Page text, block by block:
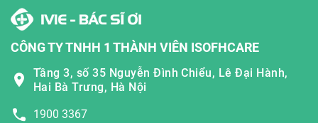
CÔNG TY TNHH 1 THÀNH VIÊN ISOFHCARE
Tầng 3, số 35 Nguyễn Đình Chiểu, Lê Đại Hành,
Hai Bà Trưng, Hà Nội
1900 3367